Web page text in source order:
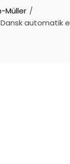
Müller
automatik